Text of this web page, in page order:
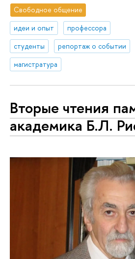
Свободное общение
идеи и опыт
профессора
студенты
репортаж о событии
магистратура
Вторые чтения
академика Б.Л.